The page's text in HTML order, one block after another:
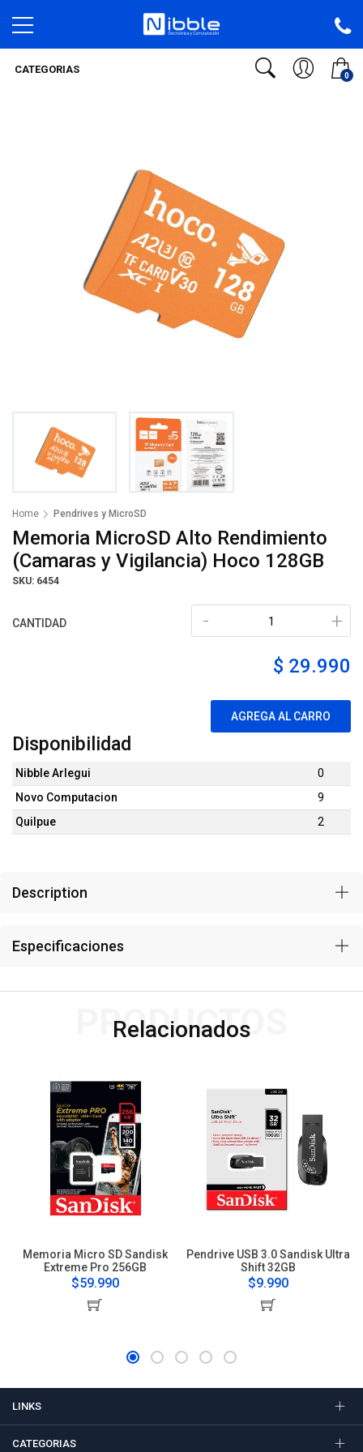
0
CATEGORIAS
Home Pendrives y MicroSD
Memoria MicroSD Alto Rendimiento
(Camaras y Vigilancia) Hoco 128GB
SKU: 6454
CANTIDAD +
-
$ 29.990
AGREGA AL CARRO
Disponibilidad
Nibble Arlegui
0
Novo Computacion
9
Quilpue
2
Description
Especificaciones
Relacionados
PRODUCTOS
Memoria Micro SD Sandisk
Extreme Pro 256GB
$59.990
Pendrive USB 3.0 Sandisk Ultra
Shift 32GB
$9.990
LINKS
CATEGORIAS